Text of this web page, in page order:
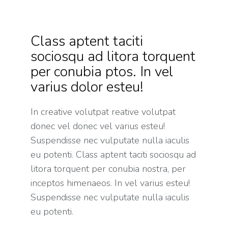
Class aptent taciti
sociosqu ad litora torquent
per conubia ptos. In vel
varius dolor esteu!
In creative volutpat reative volutpat
donec vel donec vel varius esteu!
Suspendisse nec vulputate nulla iaculis
eu potenti. Class aptent taciti sociosqu ad
litora torquent per conubia nostra, per
inceptos himenaeos. In vel varius esteu!
Suspendisse nec vulputate nulla iaculis
eu potenti.